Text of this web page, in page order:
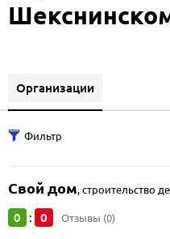
Организации
Свой дом,строительство
0 : 0 Отзывы (0)